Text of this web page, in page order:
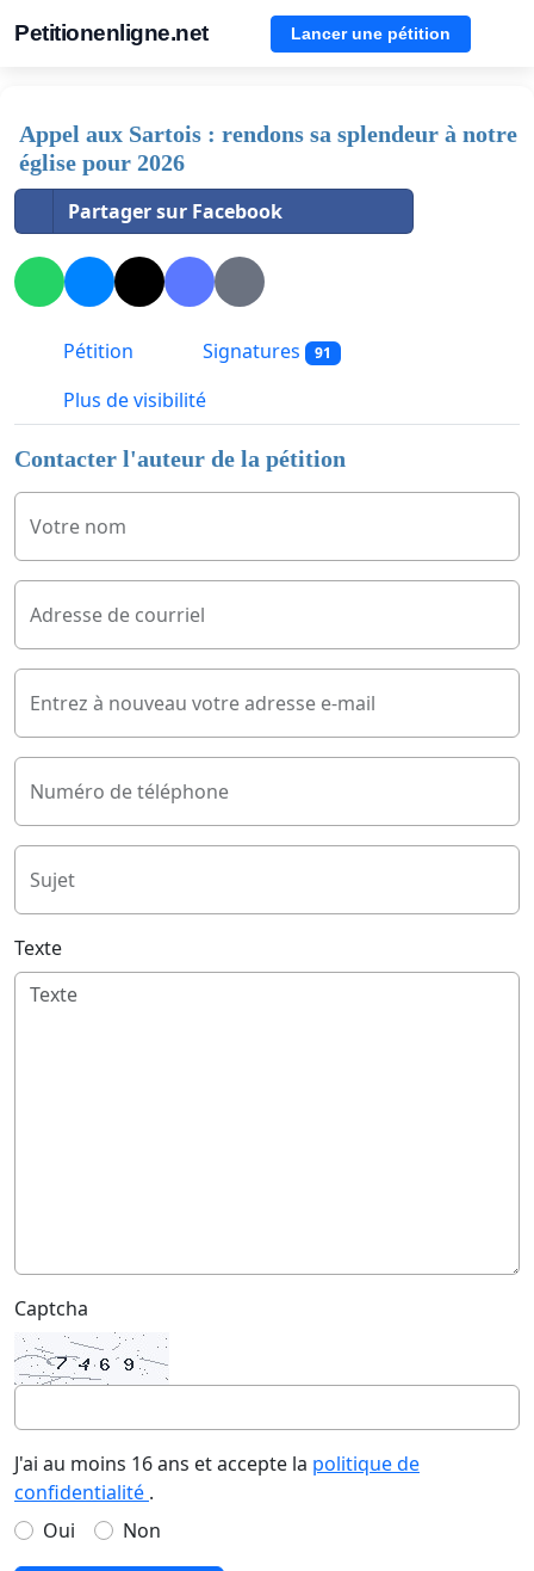
Petitionenligne.net Lancer une pétition
Appel aux Sartois : rendons sa splendeur à notre
église pour 2026
Partager sur Facebook
Pétition Signatures 91
Plus de visibilité
Contacter l'auteur de la pétition
Votre nom
Adresse de courriel
Entrez à nouveau votre adresse e-mail
Numéro de téléphone
Sujet
Texte
Captcha
J'ai au moins 16 ans et accepte la politique de
confidentialité .
Oui
Non